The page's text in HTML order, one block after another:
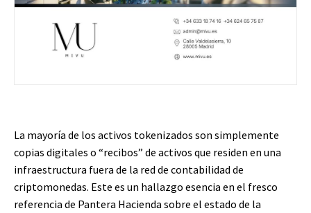
La mayoría de los activos tokenizados son simplemente
copias digitales o “recibos” de activos que residen en una
infraestructura fuera de la red de contabilidad de
criptomonedas. Este es un hallazgo esencia en el fresco
referencia de Pantera Hacienda sobre el estado de la